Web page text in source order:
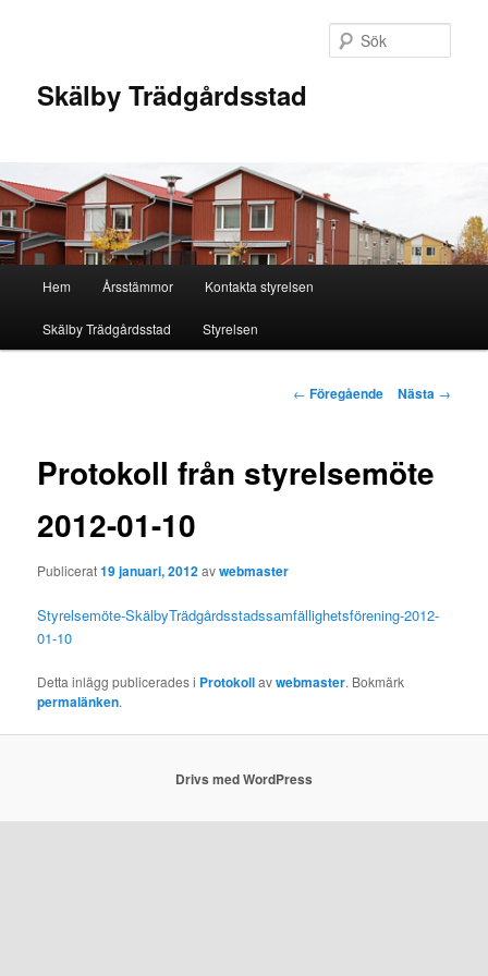
Skälby Trädgårdsstad
Hem Årsstämmor Kontakta styrelsen
Skälby Trädgårdsstad Styrelsen
Inläggsnavigering
← Föregående Nästa →
Protokoll från styrelsemöte
2012-01-10
Publicerat19 januari, 2012avwebmaster
Styrelsemöte-SkälbyTrädgårdsstadssamfällighetsförening-2012-
01-10
Detta inlägg publicerades i Protokollavwebmaster. Bokmärk
permalänken.
Drivs med WordPress